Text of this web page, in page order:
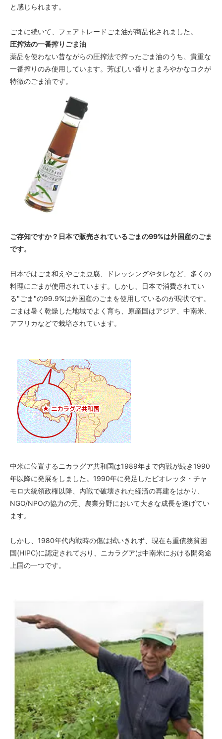
と感じられます。
ごまに続いて、フェアトレードごま油が商品化されました。
圧搾法の一番搾りごま油
薬品を使わない昔ながらの圧搾法で搾ったごま油のうち、貴重な
一番搾りのみ使用しています。芳ばしい香りとまろやかなコクが
特徴のごま油です。
ご存知ですか？日本で販売されているごまの99%は外国産のごま
です。
日本ではごま和えやごま豆腐、ドレッシングやタレなど、多くの
料理にごまが使用されています。しかし、日本で消費されてい
る"ごま"の99.9%は外国産のごまを使用しているのが現状です。
ごまは暑く乾燥した地域でよく育ち、原産国はアジア、中南米、
アフリカなどで栽培されています。
中米に位置するニカラグア共和国は1989年まで内戦が続き1990
年以降に発展をしました。1990年に発足したビオレッタ・チャ
モロ大統領政権以降、内戦で破壊された経済の再建をはかり、
NGO/NPOの協力の元、農業分野において大きな成長を遂げてい
ます。
しかし、1980年代内戦時の傷は拭いきれず、現在も重債務貧困
国(HIPC)に認定されており、ニカラグアは中南米における開発途
上国の一つです。